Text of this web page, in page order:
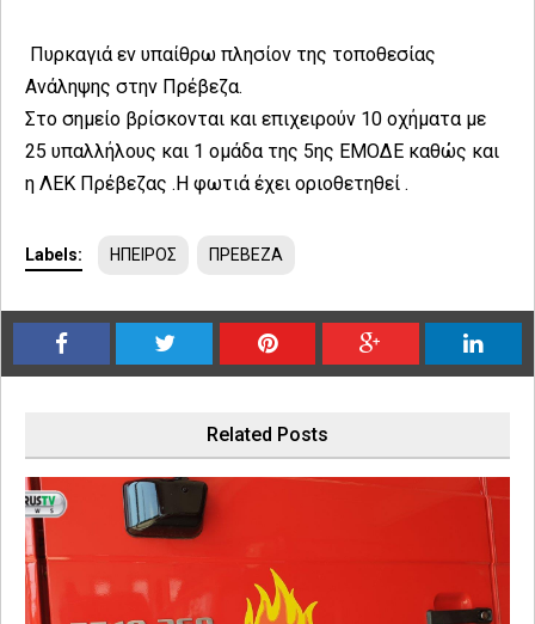
Πυρκαγιά εν υπαίθρω πλησίον της τοποθεσίας
Ανάληψης στην Πρέβεζα.
Στο σημείο βρίσκονται και επιχειρούν 10 οχήματα με
25 υπαλλήλους και 1 ομάδα της 5ης ΕΜΟΔΕ καθώς και
η ΛΕΚ Πρέβεζας .Η φωτιά έχει οριοθετηθεί .
Labels: ΗΠΕΙΡΟΣ ΠΡΕΒΕΖΑ
Related Posts